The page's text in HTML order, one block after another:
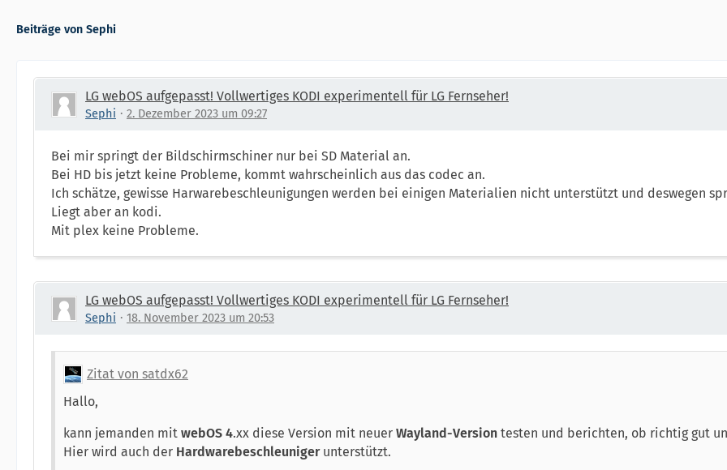
Beiträge von Sephi
LG webOS aufgepasst! Vollwertiges KODI experimentell für LG Fernseher!
Sephi 2. Dezember 2023 um 09:27
Bei mir springt der Bildschirmschiner nur bei SD Material an.
Bei HD bis jetzt keine Probleme, kommt wahrscheinlich aus das codec an.
Ich schätze, gewisse Harwarebeschleunigungen werden bei einigen Materialien nicht unterstützt und deswegen
Liegt aber an kodi.
Mit plex keine Probleme.
LG webOS aufgepasst! Vollwertiges KODI experimentell für LG Fernseher!
Sephi 18. November 2023 um 20:53
Zitat von satdx62
Hallo,
kann jemanden mit webOS 4.xx diese Version mit neuer Wayland-Version testen und berichten, ob richtig gut
Hier wird auch der Hardwarebeschleunigerunterstützt.